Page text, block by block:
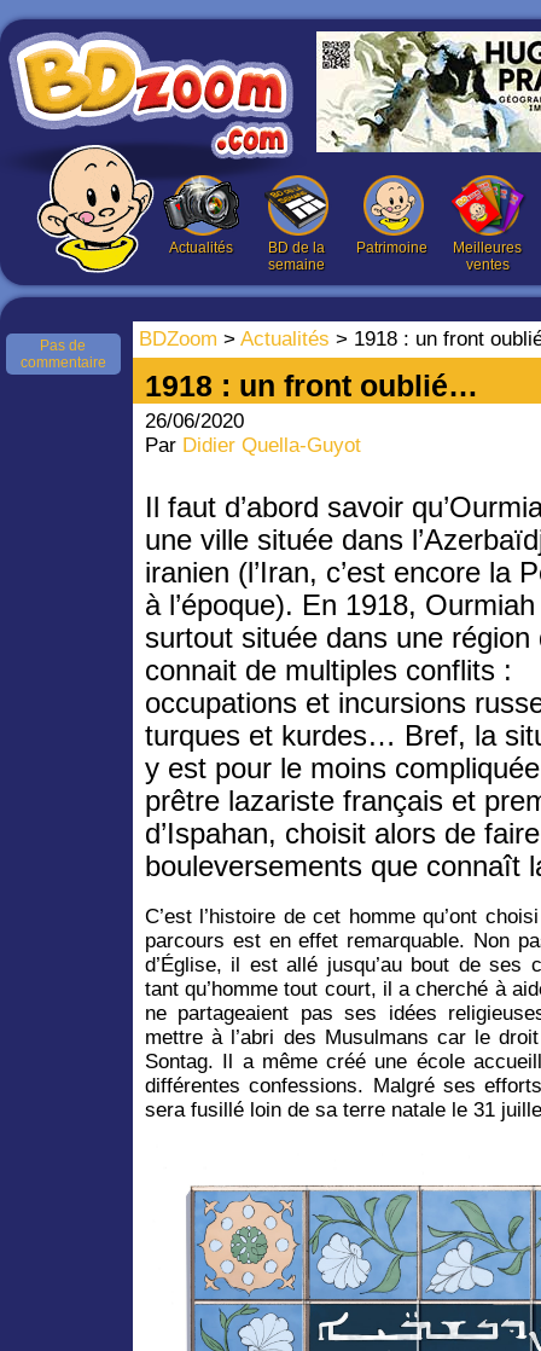
Actualités
BD de la
semaine
Patrimoine
Meilleures
ventes
BDZoom > Actualités > 1918 : un front
Pas de
commentaire
1918 : un front oublié…
26/06/2020
Par Didier Quella-Guyot
Il faut d’abord savoir
une ville située dans
iranien (l’Iran, c’est encore la
à l’époque). En 1918,
surtout située dans une région
connait de multiples conflits :
occupations et incursions
turques et kurdes… Bref, la
y est pour le moins
prêtre lazariste français et
d’Ispahan, choisit alors de
bouleversements que connaît
C’est l’histoire de cet homme qu’ont
parcours est en effet remarquable. Non
d’Église, il est allé jusqu’au bout de ses
tant qu’homme tout court, il a cherché à
ne partageaient pas ses idées
mettre à l’abri des Musulmans car le
Sontag. Il a même créé une école
différentes confessions. Malgré ses
sera fusillé loin de sa terre natale le 31